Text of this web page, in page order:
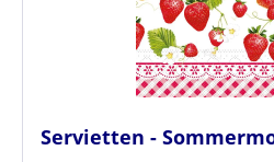
Servietten -